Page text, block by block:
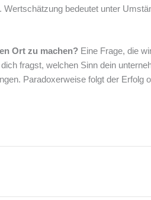
bedeutet unter
Ort zu machen? Eine Frage, die
fragst, welchen Sinn dein
Paradoxerweise folgt der